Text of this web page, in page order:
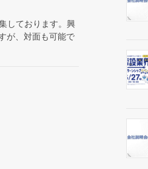
しております。興
が、対面も可能で